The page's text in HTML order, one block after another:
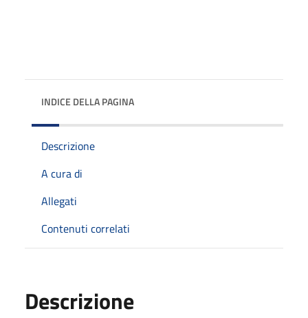
INDICE DELLA PAGINA
Descrizione
A cura di
Allegati
Contenuti correlati
Descrizione